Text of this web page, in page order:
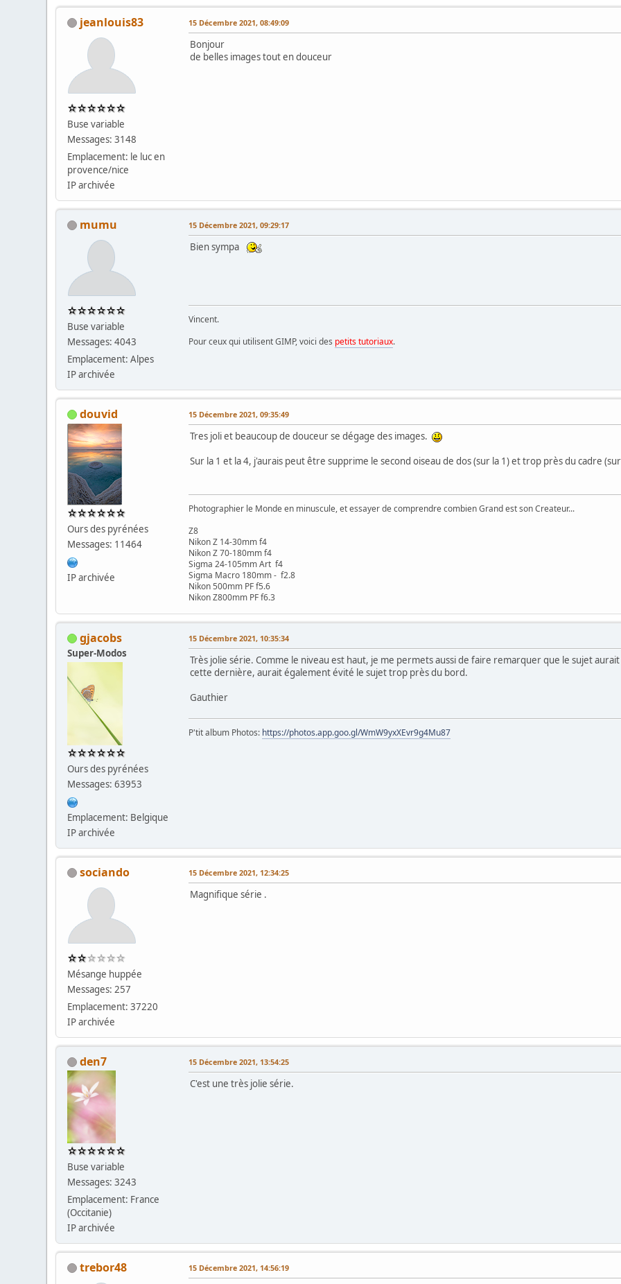
jeanlouis83
Buse variable
Messages: 3148
Emplacement: le luc en
provence/nice
IP archivée
15 Décembre 2021, 08:49:09
Bonjour
de belles images tout en douceur
mumu
Buse variable
Messages: 4043
Emplacement: Alpes
IP archivée
15 Décembre 2021, 09:29:17
Bien sympa
Vincent.
Pour ceux qui utilisent GIMP, voici des petits tutoriaux.
douvid
Ours des pyrénées
Messages: 11464
IP archivée
15 Décembre 2021, 09:35:49
Tres joli et beaucoup de douceur se dégage des images.
Sur la 1 et la 4, j'aurais peut être supprime le second oiseau de dos (sur la 1) et trop près du cadre
Photographier le Monde en minuscule, et essayer de comprendre combien Grand est son Createur...
Z8
Nikon Z 14-30mm f4
Nikon Z 70-180mm f4
Sigma 24-105mm Art f4
Sigma Macro 180mm - f2.8
Nikon 500mm PF f5.6
Nikon Z800mm PF f6.3
gjacobs
Super-Modos
Ours des pyrénées
Messages: 63953
Emplacement: Belgique
IP archivée
15 Décembre 2021, 10:35:34
Très jolie série. Comme le niveau est haut, je me permets aussi de faire remarquer que le sujet
cette dernière, aurait également évité le sujet trop près du bord.
Gauthier
P'tit album Photos: https://photos.app.goo.gl/WmW9yxXEvr9g4Mu87
sociando
Mésange huppée
Messages: 257
Emplacement: 37220
IP archivée
15 Décembre 2021, 12:34:25
Magnifique série .
den7
Buse variable
Messages: 3243
Emplacement: France
(Occitanie)
IP archivée
15 Décembre 2021, 13:54:25
C'est une très jolie série.
trebor48 15 Décembre 2021, 14:56:19